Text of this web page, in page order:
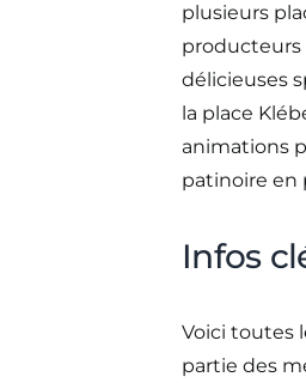
plusieurs
producteurs
délicieuses
la place
animations
patinoire en
Infos
Voici toutes
partie des